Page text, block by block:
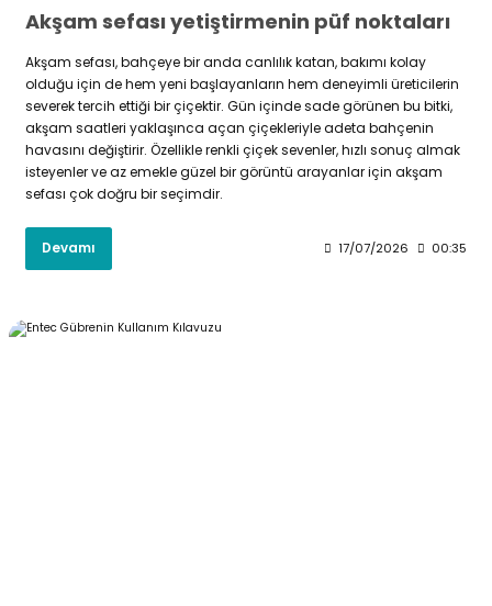
Akşam sefası yetiştirmenin püf noktaları
Akşam sefası, bahçeye bir anda canlılık katan, bakımı kolay
olduğu için de hem yeni başlayanların hem deneyimli üreticilerin
severek tercih ettiği bir çiçektir. Gün içinde sade görünen bu bitki,
akşam saatleri yaklaşınca açan çiçekleriyle adeta bahçenin
havasını değiştirir. Özellikle renkli çiçek sevenler, hızlı sonuç almak
isteyenler ve az emekle güzel bir görüntü arayanlar için akşam
sefası çok doğru bir seçimdir.
Devamı 17/07/2026 00:35